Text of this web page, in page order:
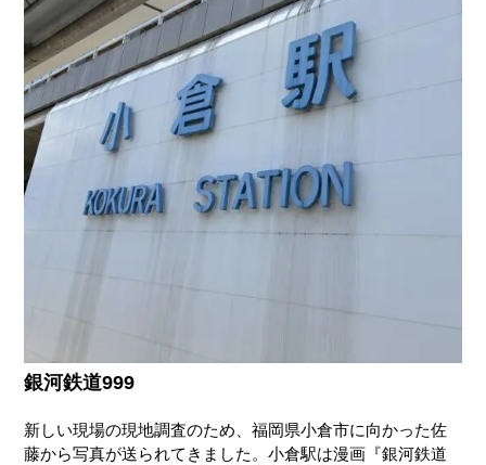
銀河鉄道999
新しい現場の現地調査のため、福岡県小倉市に向かった佐
藤から写真が送られてきました。小倉駅は漫画『銀河鉄道